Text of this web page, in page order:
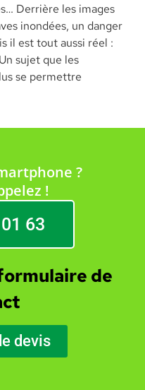
Derrière les images
inondées, un danger
il est tout aussi réel :
sujet que les
se permettre
?
!
63
de
devis